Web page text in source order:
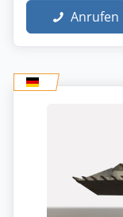
Anrufen